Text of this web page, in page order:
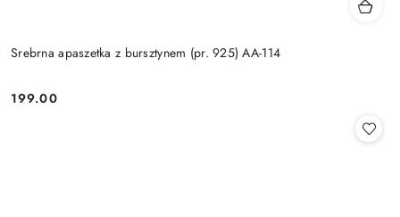
Srebrna apaszetka z bursztynem (pr. 925) AA-114
Cena:
199.00